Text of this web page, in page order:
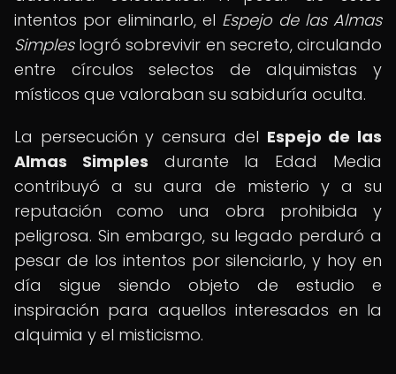
intentos por eliminarlo, el Espejo de las Almas
Simpleslogró sobrevivir en secreto, circulando
entre círculos selectos de alquimistas y
místicos que valoraban su sabiduría oculta.
La persecución y censura del Espejo de las
Almas Simples durante la Edad Media
contribuyó a su aura de misterio y a su
reputación como una obra prohibida y
peligrosa. Sin embargo, su legado perduró a
pesar de los intentos por silenciarlo, y hoy en
día sigue siendo objeto de estudio e
inspiración para aquellos interesados en la
alquimia y el misticismo.